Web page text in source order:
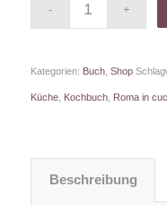
Kategorien: Buch, Shop
Küche, Kochbuch, Roma in
Beschreibung